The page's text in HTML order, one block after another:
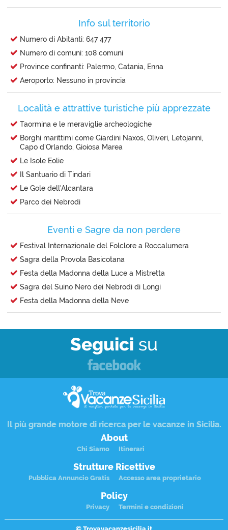
Info sul territorio
Numero di Abitanti: 647 477
Numero di comuni: 108 comuni
Province confinanti: Palermo, Catania, Enna
Aeroporto: Nessuno in provincia
Località e attrattive turistiche più apprezzate
Taormina e le meraviglie archeologiche
Borghi marittimi come Giardini Naxos, Oliveri, Letojanni,
Capo d'Orlando, Gioiosa Marea
Le Isole Eolie
Il Santuario di Tindari
Le Gole dell'Alcantara
Parco dei Nebrodi
Eventi e Sagre da non perdere
Festival Internazionale del Folclore a Roccalumera
Sagra della Provola Basicotana
Festa della Madonna della Luce a Mistretta
Sagra del Suino Nero dei Nebrodi di Longi
Festa della Madonna della Neve
Seguici su
Il più grande motore di ricerca per le vacanze in Sicilia.
About
Chi Siamo Itinerari
Strutture Ricettive
Pubblica Annuncio Gratis Accesso area proprietario
Policy
Privacy Termini e condizioni